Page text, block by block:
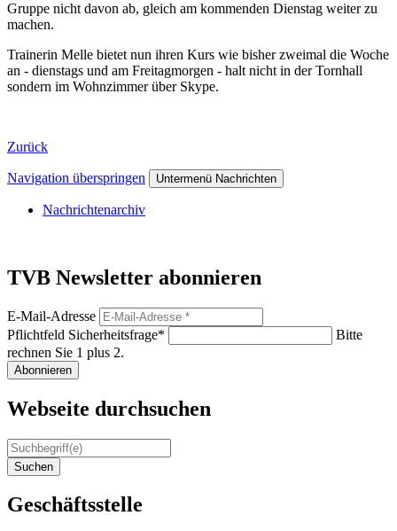
Gruppe nicht davon ab, gleich am kommenden Dienstag weiter zu
machen.
Trainerin Melle bietet nun ihren Kurs wie bisher zweimal die Woche
an - dienstags und am Freitagmorgen - halt nicht in der Tornhall
sondern im Wohnzimmer über Skype.
Zurück
Navigation überspringen Untermenü Nachrichten
Nachrichtenarchiv
TVB Newsletter abonnieren
E-Mail-Adresse
Pflichtfeld Sicherheitsfrage*
Bitte
rechnen Sie 1 plus 2.
Abonnieren
Webseite durchsuchen
Suchen
Geschäftsstelle